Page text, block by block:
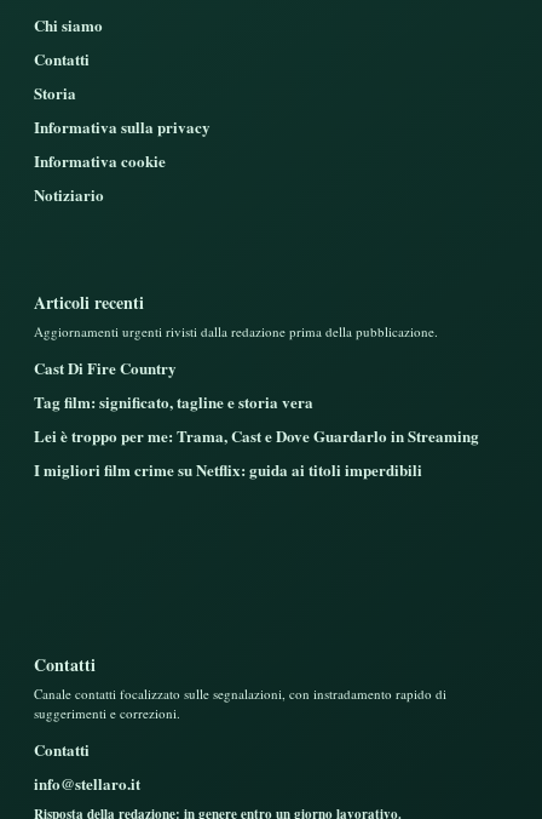
Chi siamo
Contatti
Storia
Informativa sulla privacy
Informativa cookie
Notiziario
Articoli recenti
Aggiornamenti urgenti rivisti dalla redazione prima della pubblicazione.
Cast Di Fire Country
Tag film: significato, tagline e storia vera
Lei è troppo per me: Trama, Cast e Dove Guardarlo in Streaming
I migliori film crime su Netflix: guida ai titoli imperdibili
Contatti
Canale contatti focalizzato sulle segnalazioni, con instradamento rapido di
suggerimenti e correzioni.
Contatti
info@stellaro.it
Risposta della redazione: in genere entro un giorno lavorativo.